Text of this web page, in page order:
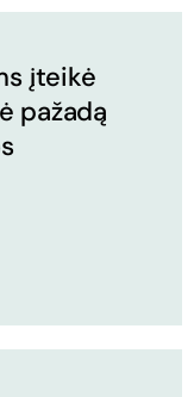
įteikė
pažadą